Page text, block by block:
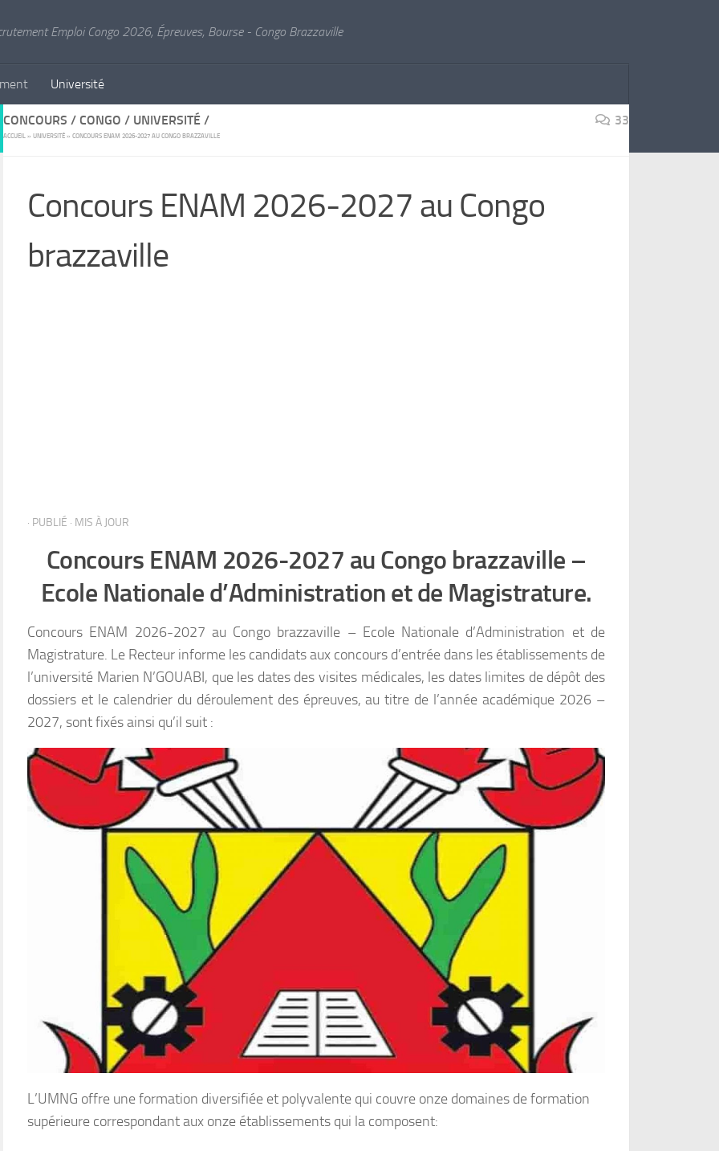
Emploi Congo 2026, Épreuves, Bourse - Congo Brazzaville
Université
CONCOURS / CONGO / UNIVERSITÉ / 33
ACCUEIL » UNIVERSITÉ » CONCOURS ENAM 2026-2027 AU CONGO BRAZZAVILLE
Concours ENAM 2026-2027 au Congo
brazzaville
· PUBLIÉ · MIS À JOUR
Concours ENAM 2026-2027 au Congo brazzaville –
Ecole Nationale d’Administration et de Magistrature.
Concours ENAM 2026-2027 au Congo brazzaville – Ecole Nationale d’Administration et de
Magistrature. Le Recteur informe les candidats aux concours d’entrée dans les établissements de
l’université Marien N’GOUABI, que les dates des visites médicales, les dates limites de dépôt des
dossiers et le calendrier du déroulement des épreuves, au titre de l’année académique 2026 –
2027, sont fixés ainsi qu’il suit :
L’UMNG offre une formation diversifiée et polyvalente qui couvre onze domaines de formation
supérieure correspondant aux onze établissements qui la composent: